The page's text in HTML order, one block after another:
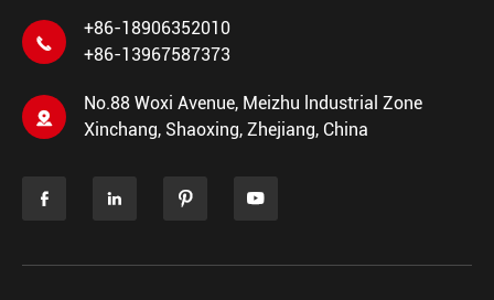

+86-18906352010
+86-13967587373

No.88 Woxi Avenue, Meizhu lndustrial Zone
Xinchang, Shaoxing, Zhejiang, China
   